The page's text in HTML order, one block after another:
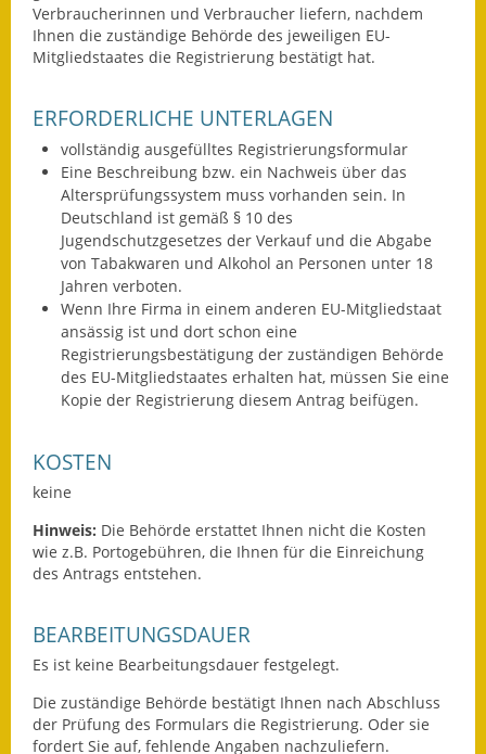
Eröffnungsbilanz
Getrennte
Haushaltspläne
Jahresabschlüsse
Heiraten in Notzingen
Mitarbeiter
Bauen und Wohnen
Baugebiete & Bauplätze
Verbraucherinnen und Verbraucher liefern, nachdem
Ihnen die zuständige Behörde des jeweiligen EU-
Mitgliedstaates die Registrierung bestätigt hat.
ERFORDERLICHE UNTERLAGEN
vollständig ausgefülltes Registrierungsformular
Eine Beschreibung bzw. ein Nachweis über das
Altersprüfungssystem muss vorhanden sein. In
Deutschland ist gemäß § 10 des
Jugendschutzgesetzes der Verkauf und die Abgabe
von Tabakwaren und Alkohol an Personen unter 18
Jahren verboten.
Wenn Ihre Firma in einem anderen EU-Mitgliedstaat
ansässig ist und dort schon eine
Registrierungsbestätigung der zuständigen Behörde
des EU-Mitgliedstaates erhalten hat, müssen Sie eine
Kopie der Registrierung diesem Antrag beifügen.
KOSTEN
keine
Hinweis: Die Behörde erstattet Ihnen nicht die Kosten
wie z.B. Portogebühren, die Ihnen für die Einreichung
des Antrags entstehen.
BEARBEITUNGSDAUER
Es ist keine Bearbeitungsdauer festgelegt.
Die zuständige Behörde bestätigt Ihnen nach Abschluss
der Prüfung des Formulars die Registrierung. Oder sie
fordert Sie auf, fehlende Angaben nachzuliefern.